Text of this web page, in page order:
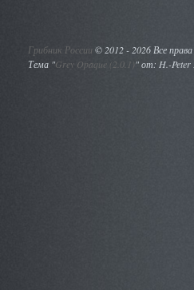
Грибник России ©2012 - 2026 Все
Тема "Grey Opaque (2.0.1)" от: H.-Peter